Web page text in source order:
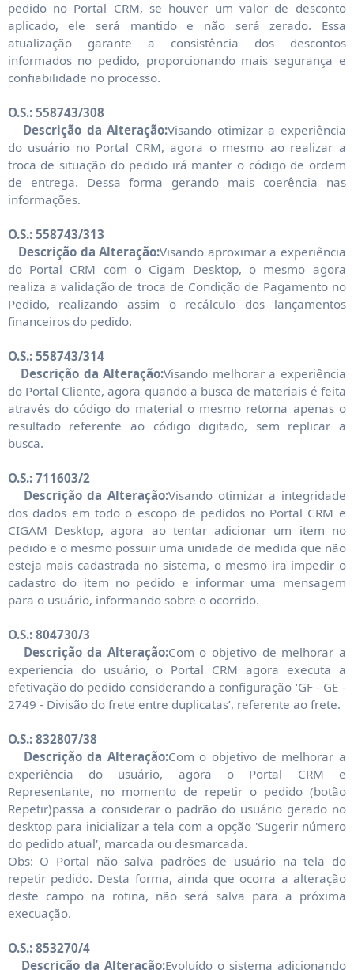
pedido no Portal CRM, se houver um valor de desconto
aplicado, ele será mantido e não será zerado. Essa
atualização garante a consistência dos descontos
informados no pedido, proporcionando mais segurança e
confiabilidade no processo.
O.S.: 558743/308
Descrição da Alteração:Visando otimizar a experiência
do usuário no Portal CRM, agora o mesmo ao realizar a
troca de situação do pedido irá manter o código de ordem
de entrega. Dessa forma gerando mais coerência nas
informações.
O.S.: 558743/313
Descrição da Alteração:Visando aproximar a experiência
do Portal CRM com o Cigam Desktop, o mesmo agora
realiza a validação de troca de Condição de Pagamento no
Pedido, realizando assim o recálculo dos lançamentos
financeiros do pedido.
O.S.: 558743/314
Descrição da Alteração:Visando melhorar a experiência
do Portal Cliente, agora quando a busca de materiais é feita
através do código do material o mesmo retorna apenas o
resultado referente ao código digitado, sem replicar a
busca.
O.S.: 711603/2
Descrição da Alteração:Visando otimizar a integridade
dos dados em todo o escopo de pedidos no Portal CRM e
CIGAM Desktop, agora ao tentar adicionar um item no
pedido e o mesmo possuir uma unidade de medida que não
esteja mais cadastrada no sistema, o mesmo ira impedir o
cadastro do item no pedido e informar uma mensagem
para o usuário, informando sobre o ocorrido.
O.S.: 804730/3
Descrição da Alteração:Com o objetivo de melhorar a
experiencia do usuário, o Portal CRM agora executa a
efetivação do pedido considerando a configuração ‘GF - GE -
2749 - Divisão do frete entre duplicatas’, referente ao frete.
O.S.: 832807/38
Descrição da Alteração:Com o objetivo de melhorar a
experiência do usuário, agora o Portal CRM e
Representante, no momento de repetir o pedido (botão
Repetir)passa a considerar o padrão do usuário gerado no
desktop para inicializar a tela com a opção 'Sugerir número
do pedido atual', marcada ou desmarcada.
Obs: O Portal não salva padrões de usuário na tela do
repetir pedido. Desta forma, ainda que ocorra a alteração
deste campo na rotina, não será salva para a próxima
execuação.
O.S.: 853270/4
Descrição da Alteração:Evoluído o sistema adicionando